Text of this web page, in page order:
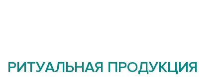
РИТУАЛЬНАЯ ПРОДУКЦИЯ